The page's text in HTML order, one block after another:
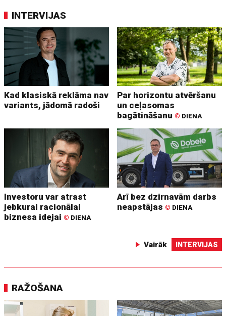
INTERVIJAS
Kad klasiskā reklāma nav
variants, jādomā radoši
Par horizontu atvēršanu
un ceļasomas
bagātināšanu © DIENA
Investoru var atrast
jebkurai racionālai
biznesa idejai © DIENA
Arī bez dzirnavām darbs
neapstājas © DIENA
Vairāk INTERVIJAS
RAŽOŠANA